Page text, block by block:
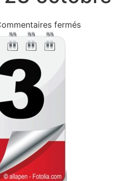
ferméssur Agenda